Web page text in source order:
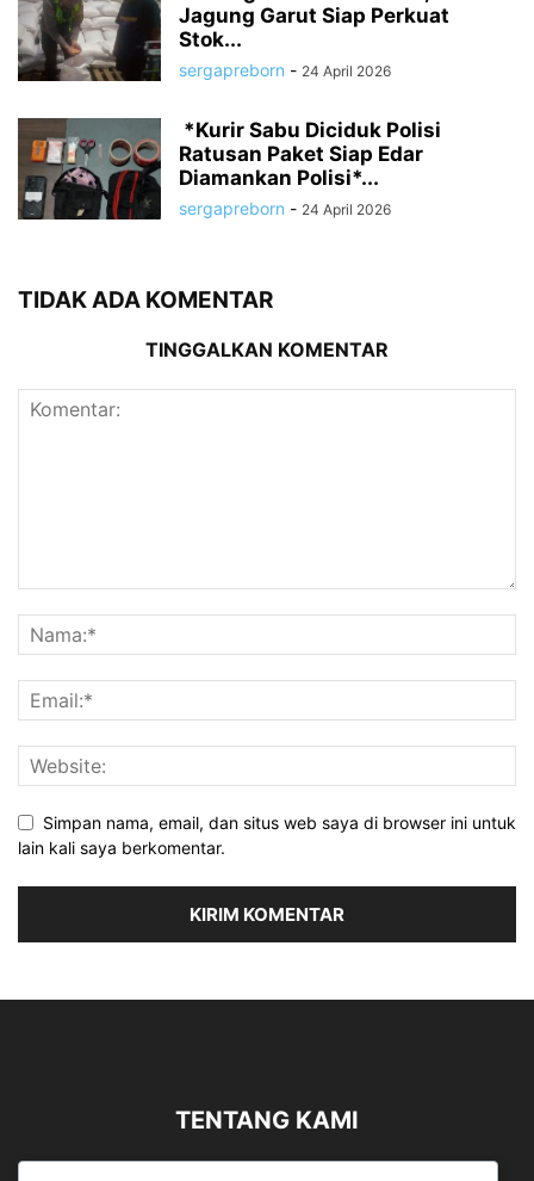
Jagung Garut Siap Perkuat
Stok...
sergapreborn - 24 April 2026
‎ ‎*Kurir Sabu Diciduk Polisi
Ratusan Paket Siap Edar
Diamankan Polisi*...
sergapreborn - 24 April 2026
TIDAK ADA KOMENTAR
TINGGALKAN KOMENTAR
Simpan nama, email, dan situs web saya di browser ini untuk
lain kali saya berkomentar.
TENTANG KAMI